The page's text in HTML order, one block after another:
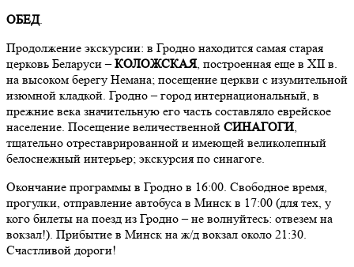
ОБЕД.
Продолжение экскурсии: в Гродно находится самая старая
церковь Беларуси –КОЛОЖСКАЯ, построенная еще в XII в.
на высоком берегу Немана; посещение церкви с изумительной
изюмной кладкой. Гродно – город интернациональный, в
прежние века значительную его часть составляло еврейское
население. Посещение величественной СИНАГОГИ,
тщательно отреставрированной и имеющей великолепный
белоснежный интерьер; экскурсия по синагоге.
Окончание программы в Гродно в 16:00. Свободное время,
прогулки, отправление автобуса в Минск в 17:00 (для тех, у
кого билеты на поезд из Гродно – не волнуйтесь: отвезем на
вокзал!). Прибытие в Минск на ж/д вокзал около 21:30.
Счастливой дороги!